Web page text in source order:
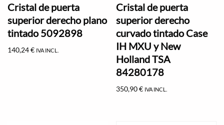
Cristal de puerta
superior derecho plano
tintado 5092898
140,24€ IVA INCL.
Cristal de puerta
superior derecho
curvado tintado Case
IH MXU y New
Holland TSA
84280178
350,90€ IVA INCL.